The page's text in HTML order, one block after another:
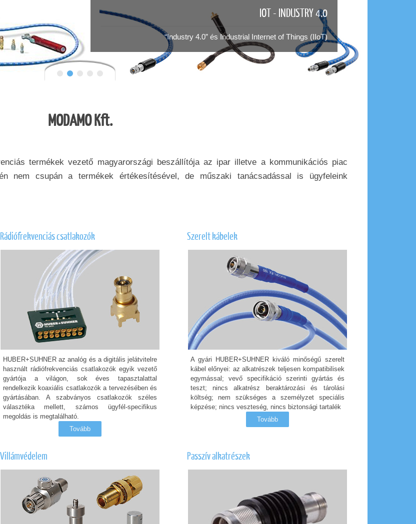
IOT - INDUSTRY 4.0
“Industry 4.0” és Industrial Internet of Things (IIoT)
MODAMO Kft.
termékek vezető magyarországi beszállítója az ipar illetve a kommunikációs piac
nem csupán a termékek értékesítésével, de műszaki tanácsadással is ügyfeleink
Rádiófrekvenciás csatlakozók
HUBER+SUHNER az analóg és a digitális jelátvitelre
használt rádiófrekvenciás csatlakozók egyik vezető
gyártója a világon, sok éves tapasztalattal
rendelkezik koaxiális csatlakozók a tervezésében és
gyártásában. A szabványos csatlakozók széles
választéka mellett, számos ügyfél-specifikus
megoldás is megtalálható.
Tovább
Szerelt kábelek
A gyári HUBER+SUHNER kiváló minőségű szerelt
kábel előnyei: az alkatrészek teljesen kompatibilisek
egymással; vevő specifikáció szerinti gyártás és
teszt; nincs alkatrész beraktározási és tárolási
költség; nem szükséges a személyzet speciális
képzése; nincs veszteség, nincs biztonsági tartalék
Tovább
Villámvédelem Passzív alkatrészek